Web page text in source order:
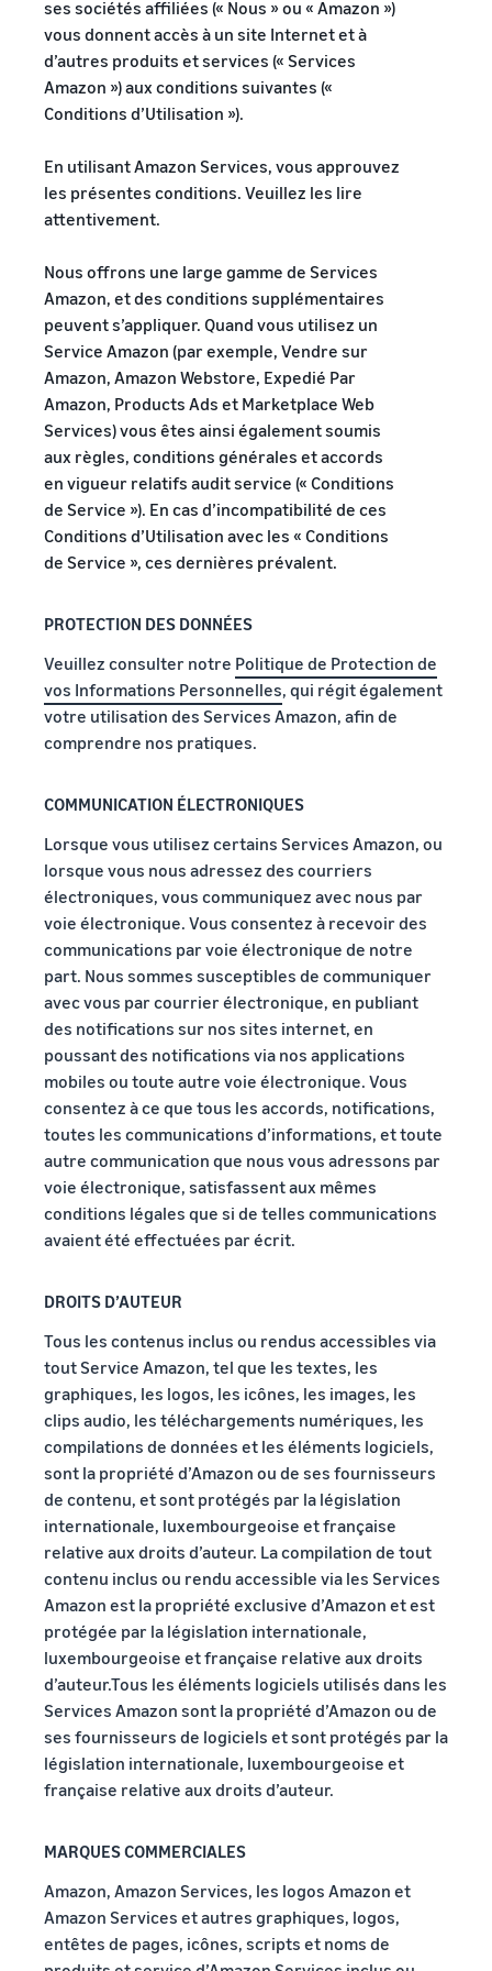
du
Grâce à la
portée et
Skipper's a
transformé
son
alimentation
animale
haut de
gamme à
poisson
d'une idée
locale en
une
entreprise
vraie, une
croissance
Pourriez-
vous être le
prochain?
Traitez les commandes
multi-canaux
Utilisez votre stock Expédié
par Amazon pour les ventes
Produits à bas prix
Vendez des produits à bas
millions de clients dans le
monde entier
Vendez au-delà des
frontières du
Royaume-Uni et de l'UE
Accédez facilement à de
nouveaux marchés
vos frais
d'expédition
pour vos
produits à
bas prix
Découvrez les
Expédié par
produits éligibles
dont le prix est
inférieur ou égal à
€20.
Partenaire de vente
App Store
Découvrez des partenaires
logiciels approuvés par
Amazon
Explorez les
programmes de vente
Créez votre stratégie de
vente avec une variété de
Registre
des
marques
Inscrivez
votre
marque
auprès
à une suite
d'outils de
création de
marque et à
des
avantages de
Calculateur
de revenus
et les coûts d'un
produit en
comparant les
Produits les plus
vendus en ligne
Trouvez des produits
tendance pour votre
Gestion des stocks
pour le commerce
électronique
fonctionnement de la
gestion des stocks et les
outils et services pertinents
Produits
recherchés
pour
commencer
à vendre
Trouvez votre
Comment vendre de la
nourriture pour
animaux en ligne
Développez votre
entreprise d'aliments pour
compléments
alimentaires en ligne
Développez vos ventes de
compléments alimentaires
Comment vendre des
écouteurs en ligne
Vendez des écouteurs à des
clients du monde entier
Comment vendre des T-
shirts en ligne
Développez votre marque
de T-shirts
ses sociétés affiliées (« Nous » ou « Amazon »)
vous donnent accès à un site Internet et à
d’autres produits et services (« Services
Amazon ») aux conditions suivantes («
Conditions d’Utilisation »).
En utilisant Amazon Services, vous approuvez
les présentes conditions. Veuillez les lire
attentivement.
Nous offrons une large gamme de Services
Amazon, et des conditions supplémentaires
peuvent s’appliquer. Quand vous utilisez un
Service Amazon (par exemple, Vendre sur
Amazon, Amazon Webstore, Expedié Par
Amazon, Products Ads et Marketplace Web
Services) vous êtes ainsi également soumis
aux règles, conditions générales et accords
en vigueur relatifs audit service (« Conditions
de Service »). En cas d’incompatibilité de ces
Conditions d’Utilisation avec les « Conditions
de Service », ces dernières prévalent.
PROTECTION DES DONNÉES
Veuillez consulter notre Politique de Protection de
vos Informations Personnelles, qui régit également
votre utilisation des Services Amazon, afin de
comprendre nos pratiques.
COMMUNICATION ÉLECTRONIQUES
Lorsque vous utilisez certains Services Amazon, ou
lorsque vous nous adressez des courriers
électroniques, vous communiquez avec nous par
voie électronique. Vous consentez à recevoir des
communications par voie électronique de notre
part. Nous sommes susceptibles de communiquer
avec vous par courrier électronique, en publiant
des notifications sur nos sites internet, en
poussant des notifications via nos applications
mobiles ou toute autre voie électronique. Vous
consentez à ce que tous les accords, notifications,
toutes les communications d’informations, et toute
autre communication que nous vous adressons par
voie électronique, satisfassent aux mêmes
conditions légales que si de telles communications
avaient été effectuées par écrit.
DROITS D’AUTEUR
Tous les contenus inclus ou rendus accessibles via
tout Service Amazon, tel que les textes, les
graphiques, les logos, les icônes, les images, les
clips audio, les téléchargements numériques, les
compilations de données et les éléments logiciels,
sont la propriété d’Amazon ou de ses fournisseurs
de contenu, et sont protégés par la législation
internationale, luxembourgeoise et française
relative aux droits d’auteur. La compilation de tout
contenu inclus ou rendu accessible via les Services
Amazon est la propriété exclusive d’Amazon et est
protégée par la législation internationale,
luxembourgeoise et française relative aux droits
d’auteur.Tous les éléments logiciels utilisés dans les
Services Amazon sont la propriété d’Amazon ou de
ses fournisseurs de logiciels et sont protégés par la
législation internationale, luxembourgeoise et
française relative aux droits d’auteur.
MARQUES COMMERCIALES
Amazon, Amazon Services, les logos Amazon et
Amazon Services et autres graphiques, logos,
entêtes de pages, icônes, scripts et noms de